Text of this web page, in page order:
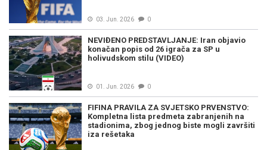
03. Jun. 2026 0
NEVIĐENO PREDSTAVLJANJE: Iran objavio
konačan popis od 26 igrača za SP u
holivudskom stilu (VIDEO)
01. Jun. 2026 0
FIFINA PRAVILA ZA SVJETSKO PRVENSTVO:
Kompletna lista predmeta zabranjenih na
stadionima, zbog jednog biste mogli završiti
iza rešetaka